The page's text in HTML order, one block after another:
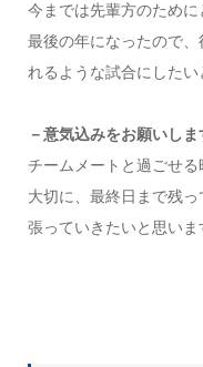
今までは先輩方のため
最後の年になったので
れるような試合にしたい
－意気込みをお願いしま
チームメートと過ごせ
大切に、最終日まで残
張っていきたいと思いま